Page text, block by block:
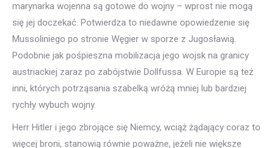
marynarka wojenna są gotowe do wojny – wprost nie mogą
się jej doczekać. Potwierdza to niedawne opowiedzenie się
Mussoliniego po stronie Węgier w sporze z Jugosławią.
Podobnie jak pośpieszna mobilizacja jego wojsk na granicy
austriackiej zaraz po zabójstwie Dollfussa. W Europie są też
inni, których potrząsania szabelką wróżą mniej lub bardziej
rychły wybuch wojny.
Herr Hitler i jego zbrojące się Niemcy, wciąż żądający coraz to
więcej broni, stanowią równie poważne, jeżeli nie większe